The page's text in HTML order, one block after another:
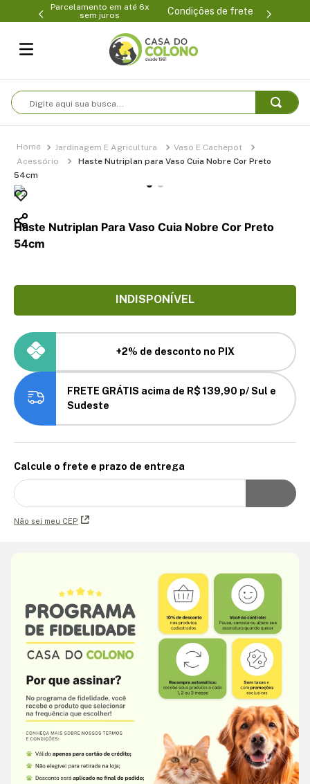
Parcelamento em até 6x
sem juros
Condições de frete
Digite aqui sua busca...
Jardinagem E Agricultura
Vaso E Cachepot
Acessório
Haste Nutriplan para Vaso Cuia Nobre Cor Preto
54cm
Haste Nutriplan Para Vaso Cuia Nobre Cor Preto
54cm
INDISPONÍVEL
+2% de desconto no PIX
FRETE GRÁTIS acima de R$ 139,90 p/ Sul e
Sudeste
Calcule o frete e prazo de entrega
Não sei meu CEP